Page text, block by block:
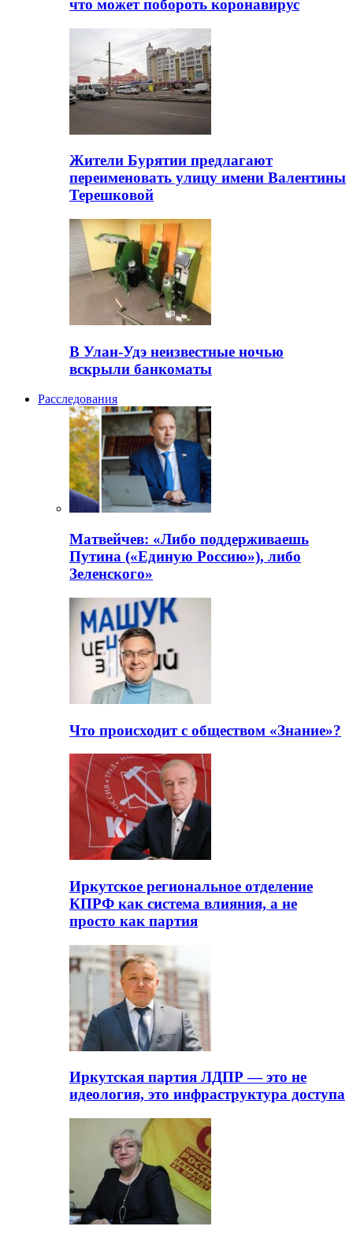
что может побороть коронавирус
Жители Бурятии предлагают
переименовать улицу имени Валентины
Терешковой
В Улан-Удэ неизвестные ночью
вскрыли банкоматы
Расследования
Матвейчев: «Либо поддерживаешь
Путина («Единую Россию»), либо
Зеленского»
Что происходит с обществом «Знание»?
Иркутское региональное отделение
КПРФ как система влияния, а не
просто как партия
Иркутская партия ЛДПР — это не
идеология, это инфраструктура доступа